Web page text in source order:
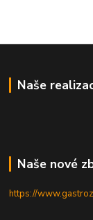
Naše
Naše nové
https://